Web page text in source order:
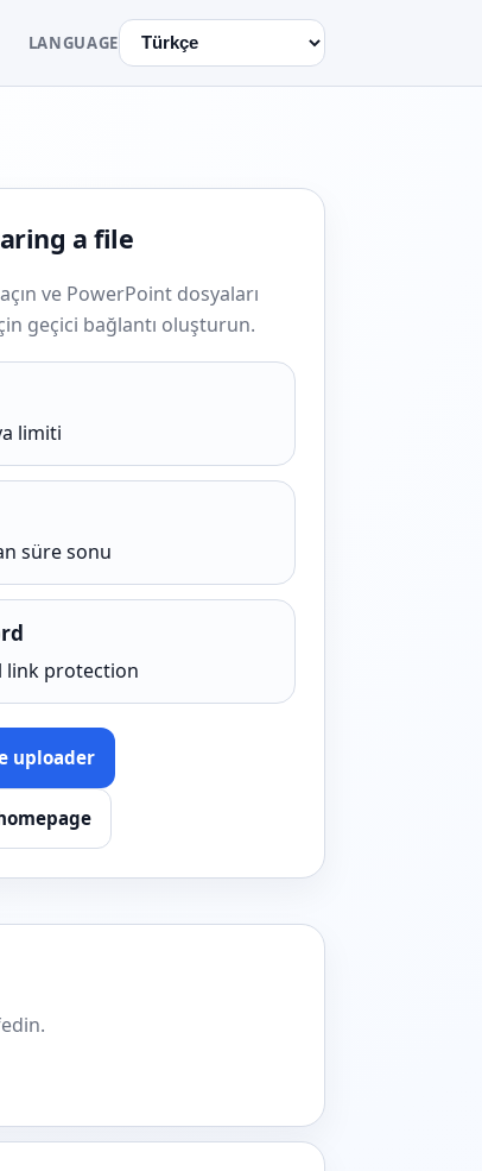
LANGUAGE
a file
ve PowerPoint dosyaları
geçici bağlantı oluşturun.
limiti
süre sonu
link protection
uploader